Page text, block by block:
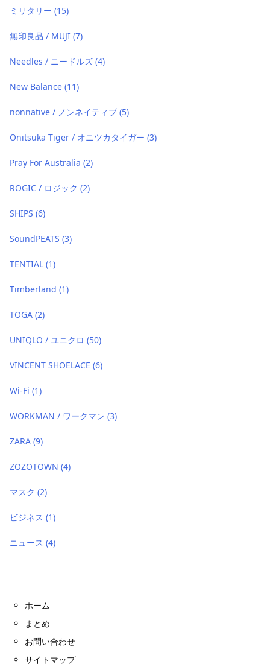
ミリタリー (15)
無印良品 / MUJI (7)
Needles / ニードルズ (4)
New Balance (11)
nonnative / ノンネイティブ (5)
Onitsuka Tiger / オニツカタイガー (3)
Pray For Australia (2)
ROGIC / ロジック (2)
SHIPS (6)
SoundPEATS (3)
TENTIAL (1)
Timberland (1)
TOGA (2)
UNIQLO / ユニクロ (50)
VINCENT SHOELACE (6)
Wi-Fi (1)
WORKMAN / ワークマン (3)
ZARA (9)
ZOZOTOWN (4)
マスク (2)
ビジネス (1)
ニュース (4)
ホーム
まとめ
お問い合わせ
サイトマップ